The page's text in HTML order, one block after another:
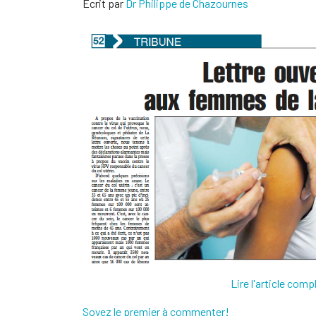
Écrit par Dr Philippe de Chazournes
Lire l'article
Soyez le premier à commenter!